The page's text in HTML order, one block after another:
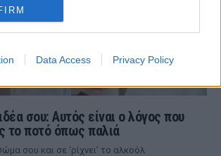
Data Access Privacy Policy
σου: Αυτός είναι ο λόγος που
το ποτό όπως παλιά
σου και σε ‘ρίχνει’ το αλκοόλ